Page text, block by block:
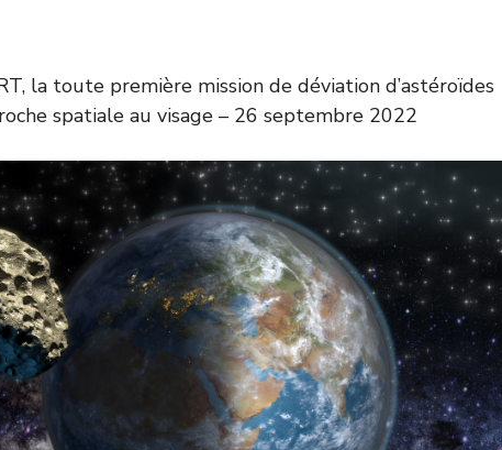
la toute première mission de déviation d’astéroïdes
spatiale au visage – 26 septembre 2022